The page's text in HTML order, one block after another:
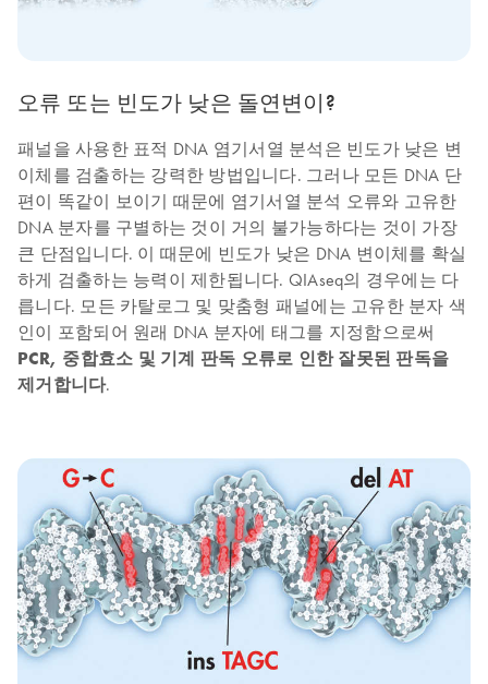
오류 또는 빈도가 낮은 돌연변이?
패널을 사용한 표적 DNA 염기서열 분석은 빈도가 낮은 변
이체를 검출하는 강력한 방법입니다. 그러나 모든 DNA 단
편이 똑같이 보이기 때문에 염기서열 분석 오류와 고유한
DNA 분자를 구별하는 것이 거의 불가능하다는 것이 가장
큰 단점입니다. 이 때문에 빈도가 낮은 DNA 변이체를 확실
하게 검출하는 능력이 제한됩니다. QIAseq의 경우에는 다
릅니다. 모든 카탈로그 및 맞춤형 패널에는 고유한 분자 색
인이 포함되어 원래 DNA 분자에 태그를 지정함으로써
PCR, 중합효소 및 기계 판독 오류로 인한 잘못된 판독을
제거합니다.